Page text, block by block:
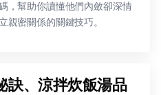
，幫助你讀懂他們內斂卻深情
親密關係的關鍵技巧。
訣、涼拌炊飯湯品